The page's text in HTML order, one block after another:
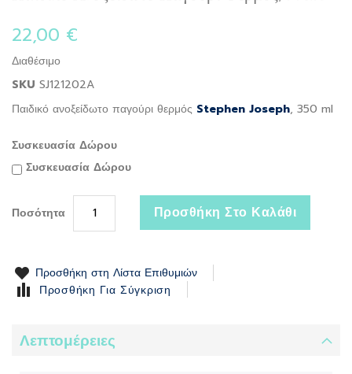
22,00 €
Διαθέσιμο
SKU SJ121202A
Παιδικό ανοξείδωτο παγούρι θερμός Stephen Joseph, 350 ml
Συσκευασία Δώρου
Συσκευασία Δώρου
Ποσότητα Προσθήκη Στο Καλάθι
Προσθήκη στη Λίστα Επιθυμιών
Προσθήκη Για Σύγκριση
Λεπτομέρειες
beginning
of
the
images
gallery